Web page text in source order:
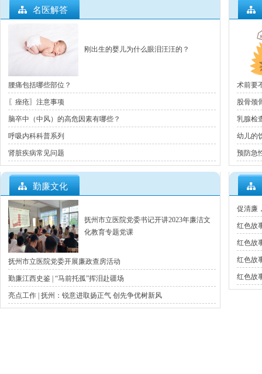
名医解答
刚出生的婴儿为什么眼泪汪汪的？
腰痛包括哪些部位？
〖痤疮〗注意事项
脑卒中（中风）的高危因素有哪些？
呼吸内科科普系列
肾脏疾病常见问题
术前要
股骨颈
乳腺检
幼儿的
预防急
勤廉文化
抚州市立医院党委书记开讲2023年廉洁文
化教育专题党课
抚州市立医院党委开展廉政查房活动
勤廉江西史鉴 | “马前托孤”挥泪赴疆场
亮点工作 | 抚州：锐意进取扬正气 创先争优树新风
促清廉
红色故
红色故
红色故
红色故